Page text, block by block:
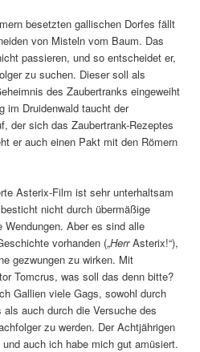
besetzten gallischen Dorfes fällt
von Misteln vom Baum. Das
passieren, und so entscheidet er,
zu suchen. Dieser soll als
des Zaubertranks eingeweiht
im Druidenwald taucht der
der sich das Zaubertrank-Rezeptes
er auch einen Pakt mit den Römern
Asterix-Film ist sehr unterhaltsam
nicht durch übermäßige
Wendungen. Aber es sind alle
vorhanden („HerrAsterix!“),
gezwungen zu wirken. Mit
Tomcrus, was soll das denn bitte?
Gallien viele Gags, sowohl durch
auch durch die Versuche des
zu werden. Der Achtjährigen
auch ich habe mich gut amüsiert.